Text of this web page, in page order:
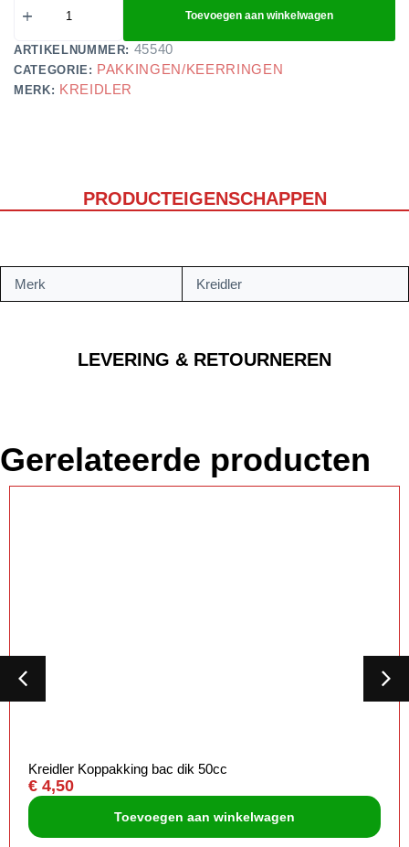
Toevoegen aan winkelwagen
ARTIKELNUMMER: 45540
CATEGORIE: PAKKINGEN/KEERRINGEN
MERK: KREIDLER
PRODUCTEIGENSCHAPPEN
LEVERING & RETOURNEREN
Merk Kreidler
Gerelateerde producten
Kreidler Koppakking bac dik 50cc
€ 4,50
Toevoegen aan winkelwagen